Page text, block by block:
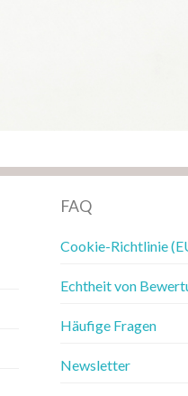
FAQ
Cookie-Richtlinie
Echtheit von
Häufige Fragen
Newsletter